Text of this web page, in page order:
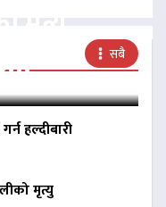
सबै
हल्दीबारी
मृत्यु